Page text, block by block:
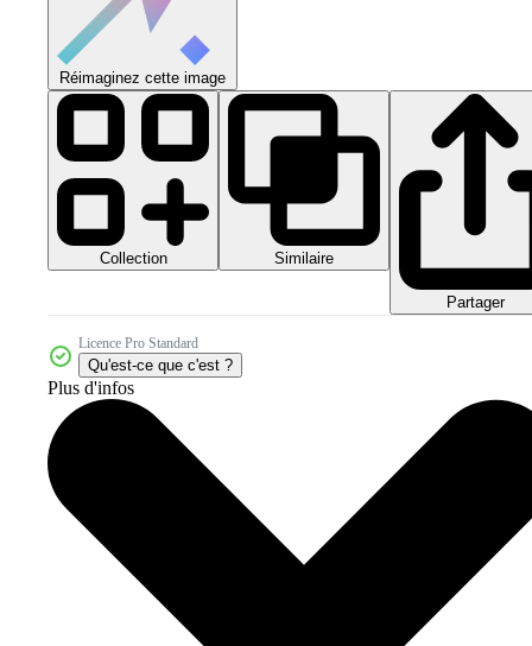
Réimaginez cette image
Collection Similaire
Partager
Licence Pro Standard
Qu'est-ce que c'est ?
Plus d'infos